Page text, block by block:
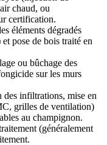
chaud, ou
certification.
éléments dégradés
pose de bois traité en
ou bûchage des
sur les murs
des infiltrations, mise en
grilles de ventilation)
au champignon.
(généralement